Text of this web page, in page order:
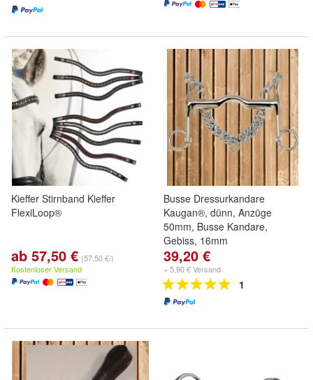
Kieffer Stirnband Kieffer
FlexiLoop®
ab 57,50 € (57,50 €/)
Kostenloser Versand
Busse Dressurkandare
Kaugan®, dünn, Anzüge
50mm, Busse Kandare,
Gebiss, 16mm
39,20 €
+ 5,90 € Versand
1